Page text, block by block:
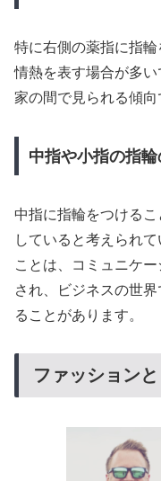
特に右側の薬指に指
情熱を表す場合が多
家の間で見られる傾向
中指や小指の指輪
中指に指輪をつける
していると考えられ
ことは、コミュニケ
され、ビジネスの世
ることがあります。
ファッション